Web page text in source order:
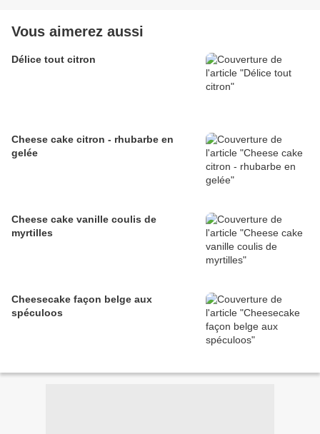
Vous aimerez aussi
Délice tout citron
Cheese cake citron - rhubarbe en
gelée
Cheese cake vanille coulis de
myrtilles
Cheesecake façon belge aux
spéculoos